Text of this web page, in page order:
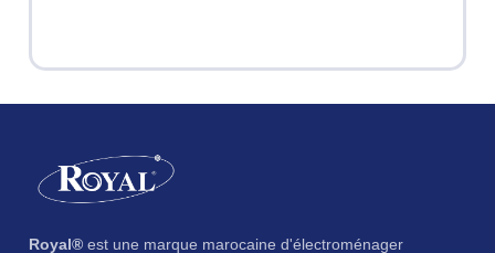
Royal® est une marque marocaine d'électroménager